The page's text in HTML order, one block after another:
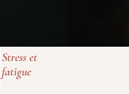
Stress et
fatigue